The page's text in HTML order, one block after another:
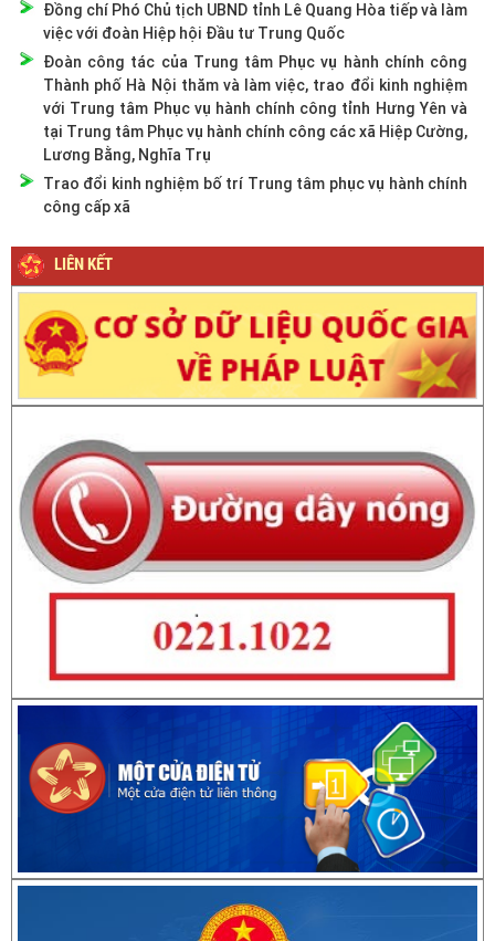
Đồng chí Phó Chủ tịch UBND tỉnh Lê Quang Hòa tiếp và làm
việc với đoàn Hiệp hội Đầu tư Trung Quốc
Đoàn công tác của Trung tâm Phục vụ hành chính công
Thành phố Hà Nội thăm và làm việc, trao đổi kinh nghiệm
với Trung tâm Phục vụ hành chính công tỉnh Hưng Yên và
tại Trung tâm Phục vụ hành chính công các xã Hiệp Cường,
Lương Bằng, Nghĩa Trụ
Trao đổi kinh nghiệm bố trí Trung tâm phục vụ hành chính
công cấp xã
LIÊN KẾT